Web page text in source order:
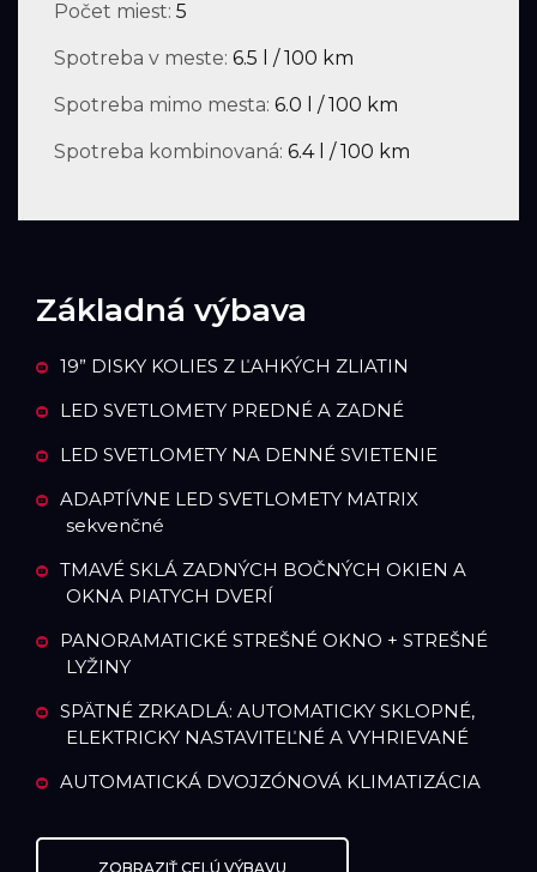
Počet miest: 5
Spotreba v meste: 6.5 l / 100 km
Spotreba mimo mesta: 6.0 l / 100 km
Spotreba kombinovaná: 6.4 l / 100 km
Základná výbava
19” DISKY KOLIES Z ĽAHKÝCH ZLIATIN
LED SVETLOMETY PREDNÉ A ZADNÉ
LED SVETLOMETY NA DENNÉ SVIETENIE
ADAPTÍVNE LED SVETLOMETY MATRIX
sekvenčné
TMAVÉ SKLÁ ZADNÝCH BOČNÝCH OKIEN A
OKNA PIATYCH DVERÍ
PANORAMATICKÉ STREŠNÉ OKNO + STREŠNÉ
LYŽINY
SPÄTNÉ ZRKADLÁ: AUTOMATICKY SKLOPNÉ,
ELEKTRICKY NASTAVITEĽNÉ A VYHRIEVANÉ
AUTOMATICKÁ DVOJZÓNOVÁ KLIMATIZÁCIA
ZOBRAZIŤ CELÚ VÝBAVU